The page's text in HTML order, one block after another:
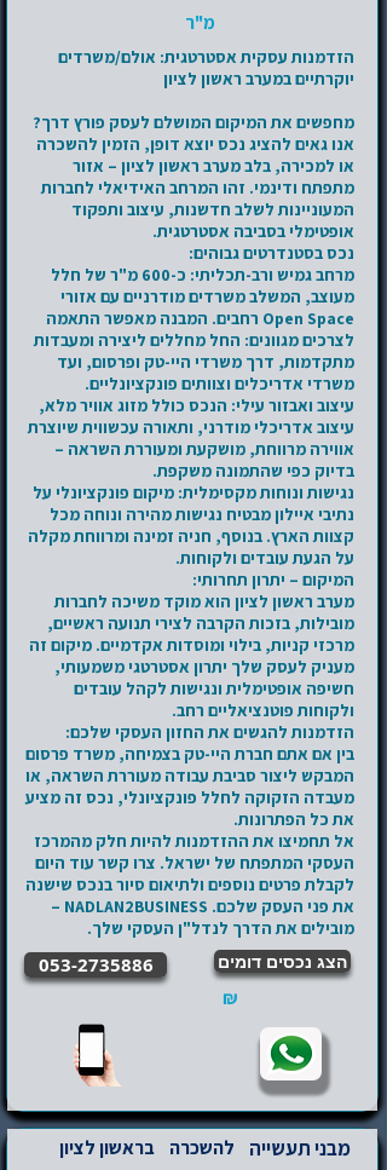
מ"ר
הזדמנות עסקית אסטרטגית: אולם/משרדים
יוקרתיים במערב ראשון לציון
מחפשים את המיקום המושלם לעסק פורץ דרך?
אנו גאים להציג נכס יוצא דופן, הזמין להשכרה
או למכירה, בלב מערב ראשון לציון – אזור
מתפתח ודינמי. זהו המרחב האידיאלי לחברות
המעוניינות לשלב חדשנות, עיצוב ותפקוד
אופטימלי בסביבה אסטרטגית.
נכס בסטנדרטים גבוהים:
מרחב גמיש ורב-תכליתי: כ-600 מ"ר של חלל
מעוצב, המשלב משרדים מודרניים עם אזורי
Open Space רחבים. המבנה מאפשר התאמה
לצרכים מגוונים: החל מחללים ליצירה ומעבדות
מתקדמות, דרך משרדי היי-טק ופרסום, ועד
משרדי אדריכלים וצוותים פונקציונליים.
עיצוב ואבזור עילי: הנכס כולל מזוג אוויר מלא,
עיצוב אדריכלי מודרני, ותאורה עכשווית שיוצרת
אווירה מרווחת, מושקעת ומעוררת השראה –
בדיוק כפי שהתמונה משקפת.
נגישות ונוחות מקסימלית: מיקום פונקציונלי על
נתיבי איילון מבטיח נגישות מהירה ונוחה מכל
קצוות הארץ. בנוסף, חניה זמינה ומרווחת מקלה
על הגעת עובדים ולקוחות.
המיקום – יתרון תחרותי:
מערב ראשון לציון הוא מוקד משיכה לחברות
מובילות, בזכות הקרבה לצירי תנועה ראשיים,
מרכזי קניות, בילוי ומוסדות אקדמיים. מיקום זה
מעניק לעסק שלך יתרון אסטרטגי משמעותי,
חשיפה אופטימלית ונגישות לקהל עובדים
ולקוחות פוטנציאליים רחב.
הזדמנות להגשים את החזון העסקי שלכם:
בין אם אתם חברת היי-טק בצמיחה, משרד פרסום
המבקש ליצור סביבת עבודה מעוררת השראה, או
מעבדה הזקוקה לחלל פונקציונלי, נכס זה מציע
את כל הפתרונות.
אל תחמיצו את ההזדמנות להיות חלק מהמרכז
העסקי המתפתח של ישראל. צרו קשר עוד היום
לקבלת פרטים נוספים ולתיאום סיור בנכס שישנה
את פני העסק שלכם. NADLAN2BUSINESS –
מובילים את הדרך לנדל"ן העסקי שלך.
הצג נכסים דומים 053-2735886
₪
בראשון לציון להשכרה מבני תעשייה